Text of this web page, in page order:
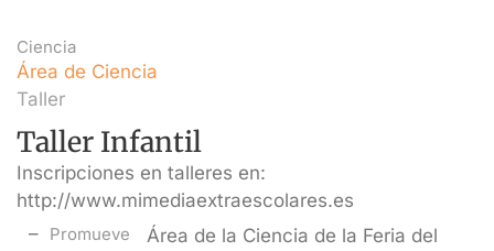
Ciencia
Área de Ciencia
Taller
Taller Infantil
Inscripciones en talleres en:
http://www.mimediaextraescolares.es
Promueve
Área de la Ciencia de la Feria del